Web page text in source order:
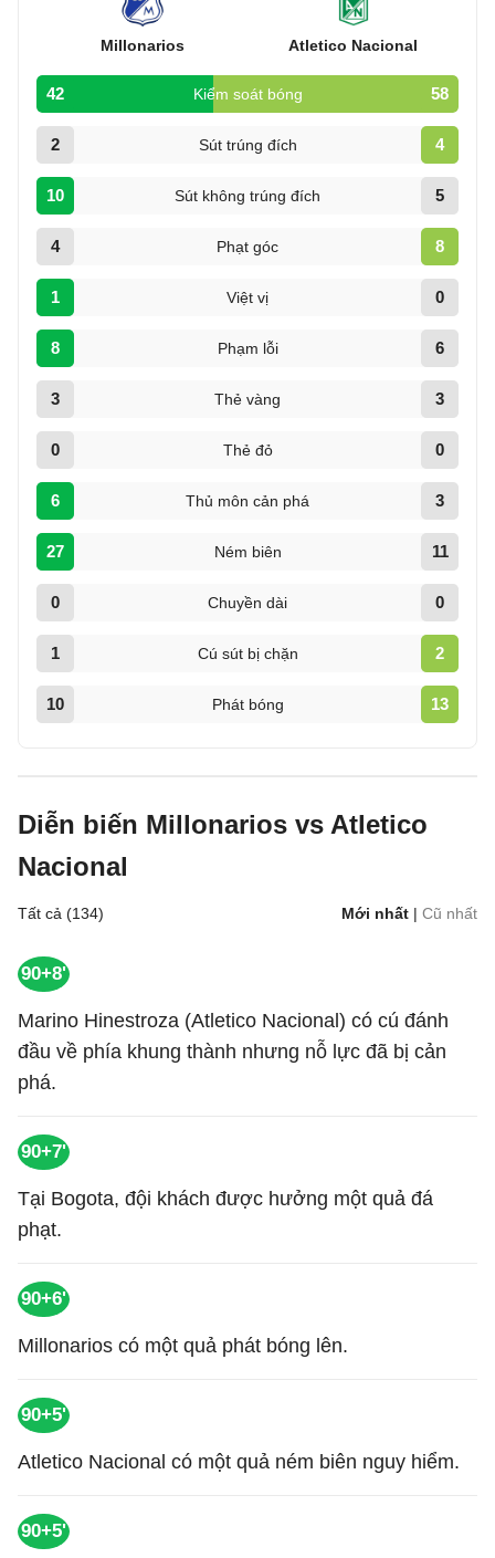
Millonarios Atletico Nacional
42 Kiểm soát bóng 58
2 Sút trúng đích 4
10 Sút không trúng đích 5
4 Phạt góc 8
1 Việt vị 0
8 Phạm lỗi 6
3 Thẻ vàng 3
0 Thẻ đỏ 0
6 Thủ môn cản phá 3
27 Ném biên 11
0 Chuyền dài 0
1 Cú sút bị chặn 2
10 Phát bóng 13
Diễn biến Millonarios vs Atletico
Nacional
Tất cả (134) Mới nhất | Cũ nhất
90+8'
Marino Hinestroza (Atletico Nacional) có cú đánh
đầu về phía khung thành nhưng nỗ lực đã bị cản
phá.
90+7'
Tại Bogota, đội khách được hưởng một quả đá
phạt.
90+6'
Millonarios có một quả phát bóng lên.
90+5'
Atletico Nacional có một quả ném biên nguy hiểm.
90+5'